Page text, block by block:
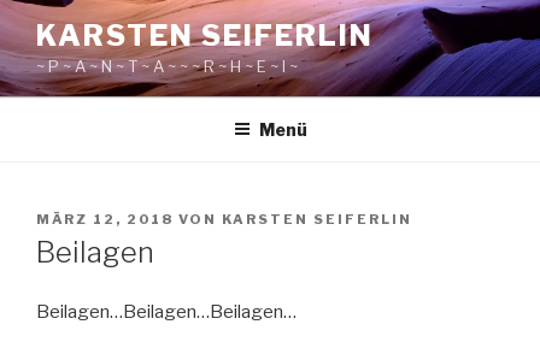
Zum
Inhalt
springen
KARSTEN SEIFERLIN
~ P ~ A ~ N ~ T ~ A ~ ~ ~ R ~ H ~ E ~ I ~
Menü
VERÖFFENTLICHT
AM
MÄRZ 12, 2018 VON KARSTEN SEIFERLIN
Beilagen
Beilagen…Beilagen…Beilagen…